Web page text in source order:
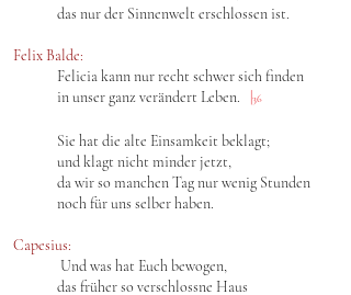
das nur der Sinnenwelt erschlossen ist.
Felix Balde:
Felicia kann nur recht schwer sich finden
in unser ganz verändert Leben.
36
Sie hat die alte Einsamkeit beklagt;
und klagt nicht minder jetzt,
da wir so manchen Tag nur wenig Stunden
noch für uns selber haben.
Capesius:
Und was hat Euch bewogen,
das früher so verschlossne Haus